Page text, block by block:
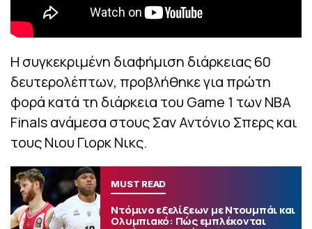
Η συγκεκριμένη διαφήμιση διάρκειας 60
δευτερολέπτων, προβλήθηκε για πρώτη
φορά κατά τη διάρκεια του Game 1 των NBA
Finals ανάμεσα στους Σαν Αντόνιο Σπερς και
τους Νιου Γιορκ Νικς.
MUST READ
Ντόμινο εξελίξεων με Ντουμπάι και
Ολυμπιακό: Πώς εμπλέκονται